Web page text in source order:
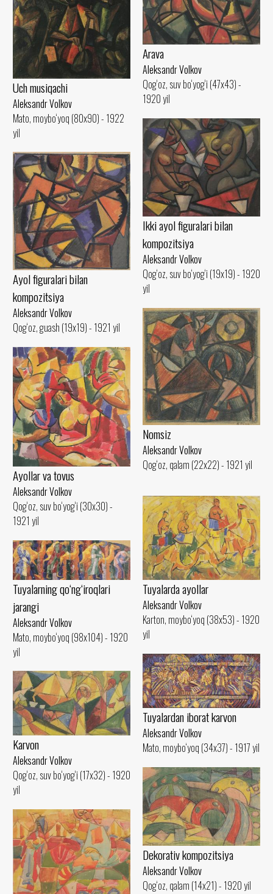
Arava
Aleksandr Volkov
Qog‘oz, suv bo‘yog‘i (47x43) -
1920 yil
Uch musiqachi
Aleksandr Volkov
Mato, moybo‘yoq (80x90) - 1922
yil
Ikki ayol figuralari bilan
kompozitsiya
Aleksandr Volkov
Qog‘oz, suv bo‘yog‘i (19x19) - 1920
yil
Ayol figuralari bilan
kompozitsiya
Aleksandr Volkov
Qog‘oz, guash (19x19) - 1921 yil
Nomsiz
Aleksandr Volkov
Qog‘oz, qalam (22x22) - 1921 yil
Ayollar va tovus
Aleksandr Volkov
Qog‘oz, suv bo‘yog‘i (30x30) -
1921 yil
Tuyalarda ayollar
Aleksandr Volkov
Karton, moybo‘yoq (38x53) - 1920
yil
Tuyalarning qo‘ng‘iroqlari
jarangi
Aleksandr Volkov
Mato, moybo‘yoq (98x104) - 1920
yil
Tuyalardan iborat karvon
Aleksandr Volkov
Mato, moybo‘yoq (34x37) - 1917 yil
Karvon
Aleksandr Volkov
Qog‘oz, suv bo‘yog‘i (17x32) - 1920
yil
Dekorativ kompozitsiya
Aleksandr Volkov
Qog‘oz, qalam (14x21) - 1920 yil